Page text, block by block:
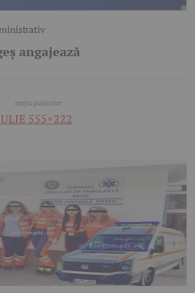
angajează